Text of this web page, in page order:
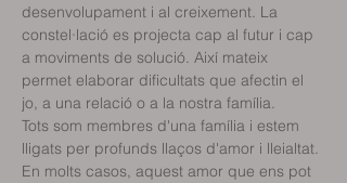
desenvolupament i al creixement. La
constel·lació es projecta cap al futur i cap
a moviments de solució. Així mateix
permet elaborar dificultats que afectin el
jo, a una relació o a la nostra família.
Tots som membres d'una família i estem
lligats per profunds llaços d'amor i lleialtat.
En molts casos, aquest amor que ens pot